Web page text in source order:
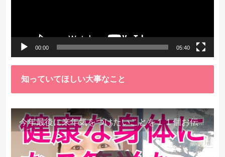
00:00 05:40
知っていてほしい大事なこと
今年最後に来年気をつけたいことを１１個お伝えします。